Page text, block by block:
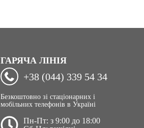
ГАРЯЧА ЛІНІЯ
+38 (044) 339 54 34
Безкоштовно зі стаціонарних і
мобільних телефонів в Україні
Пн-Пт: з 9:00 до 18:00